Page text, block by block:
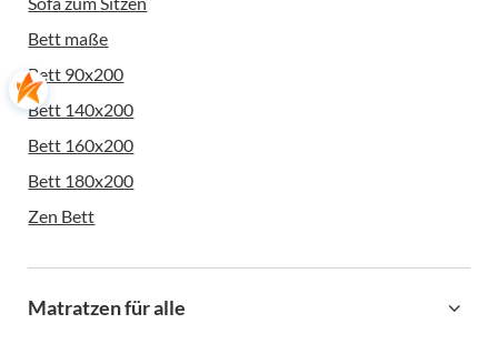
Bett maße
Bett 90x200
Bett 140x200
Bett 160x200
Bett 180x200
Zen Bett
Matratzen für alle